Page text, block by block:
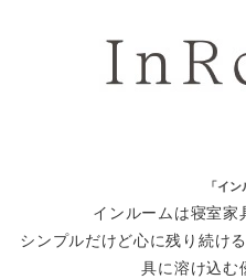
「イン
インルームは寝室家
シンプルだけど心に残り続け
具に溶け込む